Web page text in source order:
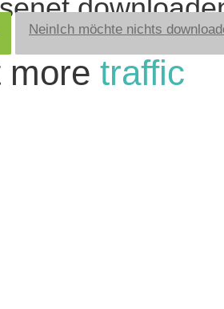
Nein Ich möchte nichts
more traffic